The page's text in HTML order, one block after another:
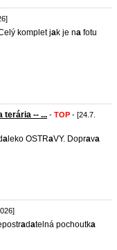
komplet jak je na fotu
terária -- ... - TOP - [24.7.
a leko OSTRaVY. Doprava
adatelná pochoutka